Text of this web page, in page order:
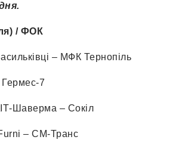
/ ФОК
– МФК Тернопіль
Гермес-7
Шаверма – Сокіл
– СМ-Транс